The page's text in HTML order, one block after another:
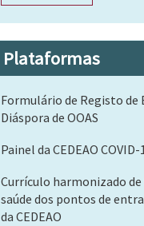
Plataformas
Formulário de Registo de
Diáspora de OOAS
Painel da CEDEAO COVID-
Currículo harmonizado
saúde dos pontos de
da CEDEAO